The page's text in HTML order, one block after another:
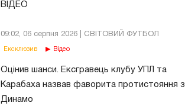
ВІДЕО
09:02, 06 серпня 2026 | СВІТОВИЙ ФУТБОЛ
Ексклюзив Відео
Оцінив шанси. Ексгравець клубу УПЛ та
Карабаха назвав фаворита протистояння з
Динамо